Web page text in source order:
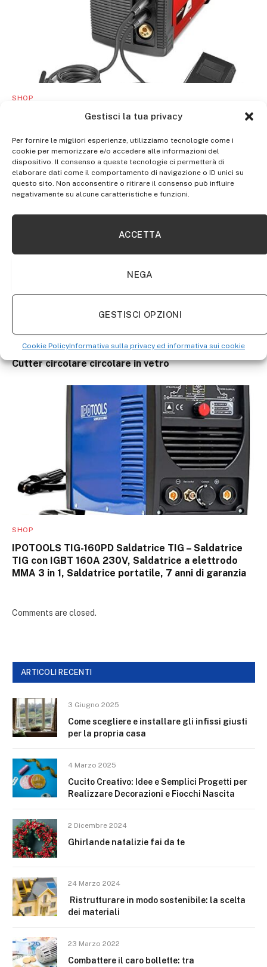
Gestisci la tua privacy
Per fornire le migliori esperienze, utilizziamo tecnologie come i
cookie per memorizzare e/o accedere alle informazioni del
dispositivo. Il consenso a queste tecnologie ci permetterà di
elaborare dati come il comportamento di navigazione o ID unici su
questo sito. Non acconsentire o ritirare il consenso può influire
negativamente su alcune caratteristiche e funzioni.
ACCETTA
NEGA
GESTISCI OPZIONI
Cookie PolicyInformativa sulla privacy ed informativa sui cookie
SHOP
GREENCUT MMG185 – Saldatrice elettrica a filo
potenza regolabile, con tecnologia iGBT, saldatrice
portatile
Glass Circle Cutter, 1pc alta qualità regolabile
40cm max. Diametro rotondo Compasso Tipo
Cutter circolare circolare in vetro
SHOP
IPOTOOLS TIG-160PD Saldatrice TIG – Saldatrice
TIG con IGBT 160A 230V, Saldatrice a elettrodo
MMA 3 in 1, Saldatrice portatile, 7 anni di garanzia
Comments are closed.
ARTICOLI RECENTI
3 Giugno 2025
Come scegliere e installare gli infissi giusti
per la propria casa
4 Marzo 2025
Cucito Creativo: Idee e Semplici Progetti per
Realizzare Decorazioni e Fiocchi Nascita
2 Dicembre 2024
Ghirlande natalizie fai da te
24 Marzo 2024
Ristrutturare in modo sostenibile: la scelta
dei materiali
23 Marzo 2022
Combattere il caro bollette: tra